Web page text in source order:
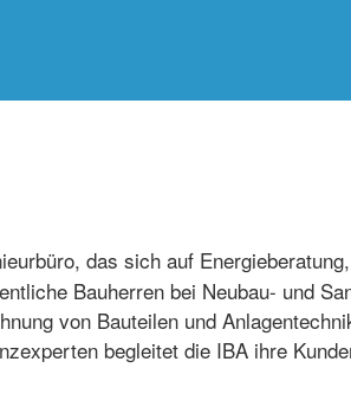
das sich auf
Bauherren bei Neubau- und
von Bauteilen und
begleitet die IBA ihre